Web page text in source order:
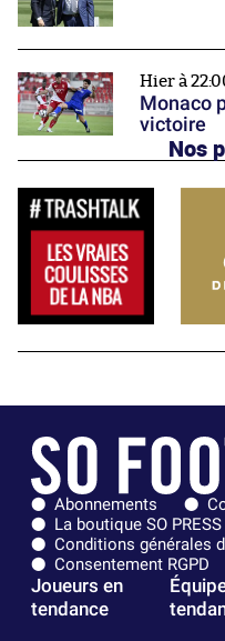
Hier à
Monaco
victoire
Nos
Abonnements
La boutique SO PRESS
Conditions générales
Consentement RGPD
Joueurs en
tendance